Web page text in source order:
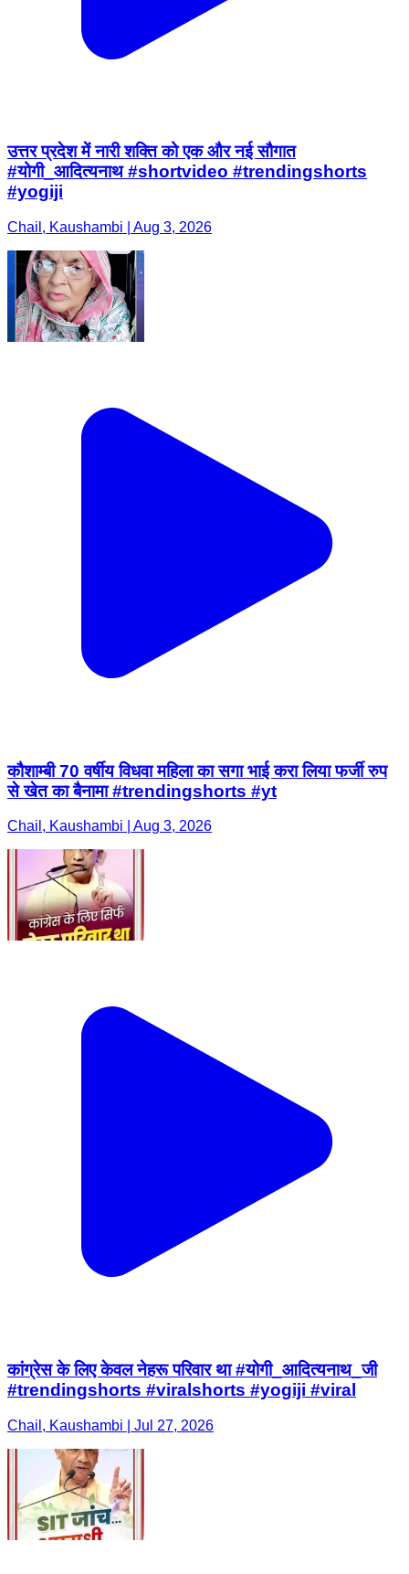
उत्तर प्रदेश में नारी शक्ति को एक और नई सौगात
#योगी_आदित्यनाथ #shortvideo #trendingshorts
#yogiji
Chail, Kaushambi | Aug 3, 2026
कौशाम्बी 70 वर्षीय विधवा महिला का सगा भाई करा लिया फर्जी रुप
से खेत का बैनामा #trendingshorts #yt
Chail, Kaushambi | Aug 3, 2026
कांग्रेस के लिए केवल नेहरू परिवार था #योगी_आदित्यनाथ_जी
#trendingshorts #viralshorts #yogiji #viral
Chail, Kaushambi | Jul 27, 2026